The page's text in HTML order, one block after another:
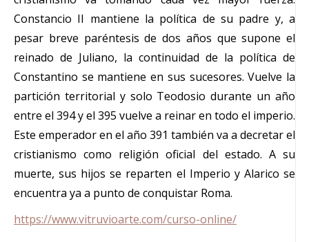
Constancio II mantiene la política de su padre y, a
pesar breve paréntesis de dos años que supone el
reinado de Juliano, la continuidad de la política de
Constantino se mantiene en sus sucesores. Vuelve la
partición territorial y solo Teodosio durante un año
entre el 394 y el 395 vuelve a reinar en todo el imperio.
Este emperador en el año 391 también va a decretar el
cristianismo como religión oficial del estado. A su
muerte, sus hijos se reparten el Imperio y Alarico se
encuentra ya a punto de conquistar Roma.
https://www.vitruvioarte.com/curso-online/